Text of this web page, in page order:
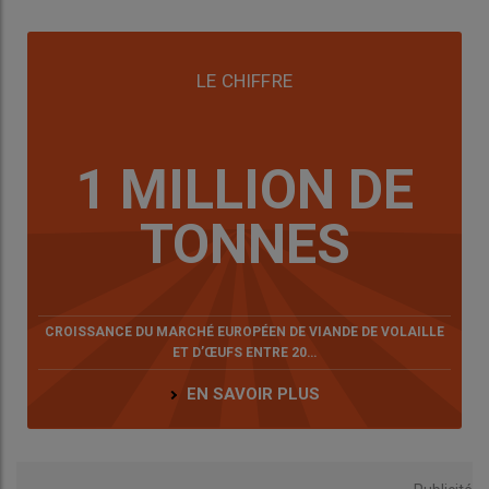
travail, sécuriser leur production ou répondre à des débouchés
s’inscrivent dans un ensemble de contraintes et d’arbitrages
Elsa Delanoue, sociologue – Itavi
LE CHIFFRE
1 MILLION DE
TONNES
CROISSANCE DU MARCHÉ EUROPÉEN DE VIANDE DE VOLAILLE
ET D’ŒUFS ENTRE 20…
EN SAVOIR PLUS